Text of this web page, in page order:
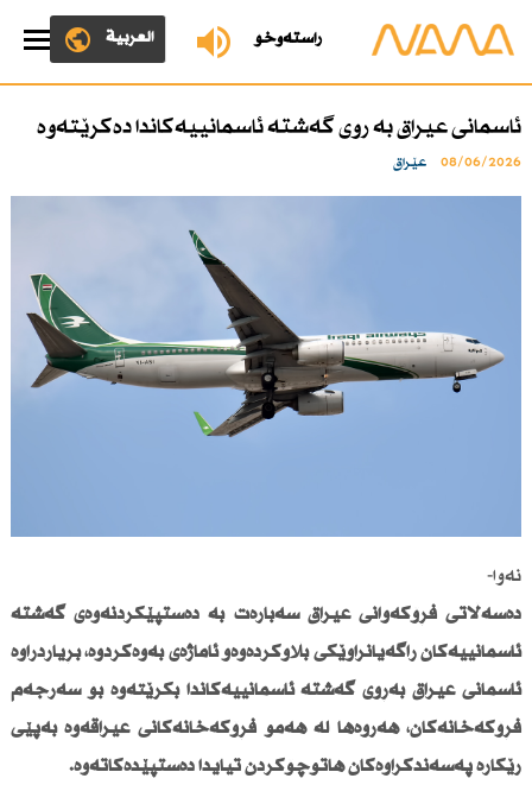
ڕاستەوخۆ العربية
ئاسمانی عیراق بە روی گەشتە ئاسمانییەكاندا دەكرێتەوە
08/06/2026 عێراق
نەوا-
دەسەڵاتی فڕۆكەوانی عیراق سەبارەت بە دەستپێكردنەوەی گەشتە
ئاسمانییەكان راگەیانراوێكی بڵاوكردەوەو ئاماژەی بەوەكردوە، بڕیاردراوە
ئاسمانی عیراق بەڕوی گەشتە ئاسمانییەكاندا بكرێتەوە بۆ سەرجەم
فڕۆكەخانەكان، هەروەها لە هەمو فڕۆكەخانەكانی عیراقەوە بەپێی
رێكارە پەسەندكراوەكان هاتوچۆكردن تیایدا دەستپێدەكاتەوە.